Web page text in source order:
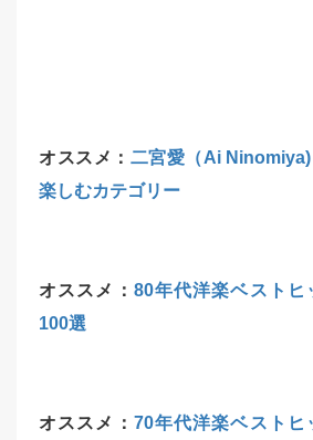
オススメ： 二宮愛（Ai
楽しむカテゴリー
オススメ： 80年代洋楽ベストヒ
100選
オススメ： 70年代洋楽ベストヒ